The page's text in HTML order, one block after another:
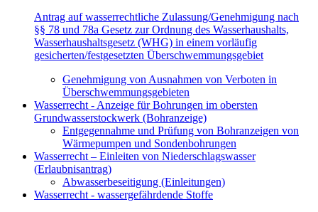
Antrag auf wasserrechtliche Zulassung/Genehmigung nach
§§ 78 und 78a Gesetz zur Ordnung des Wasserhaushalts,
Wasserhaushaltsgesetz (WHG) in einem vorläufig
gesicherten/festgesetzten Überschwemmungsgebiet
Genehmigung von Ausnahmen von Verboten in
Überschwemmungsgebieten
Wasserrecht - Anzeige für Bohrungen im obersten
Grundwasserstockwerk (Bohranzeige)
Entgegennahme und Prüfung von Bohranzeigen von
Wärmepumpen und Sondenbohrungen
Wasserrecht – Einleiten von Niederschlagswasser
(Erlaubnisantrag)
Abwasserbeseitigung (Einleitungen)
Wasserrecht - wassergefährdende Stoffe